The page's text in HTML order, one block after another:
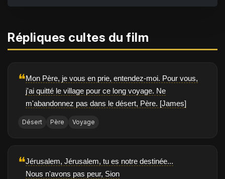
Répliques cultes du film
❝Mon Père, je vous en prie, entendez-moi. Pour vous,
j'ai quitté le village pour ce long voyage. Ne
m'abandonnez pas dans le désert, Père. [James]
Désert Père Voyage
❝Jérusalem, Jérusalem, tu es notre destinée...
Nous n'avons pas peur, Sion